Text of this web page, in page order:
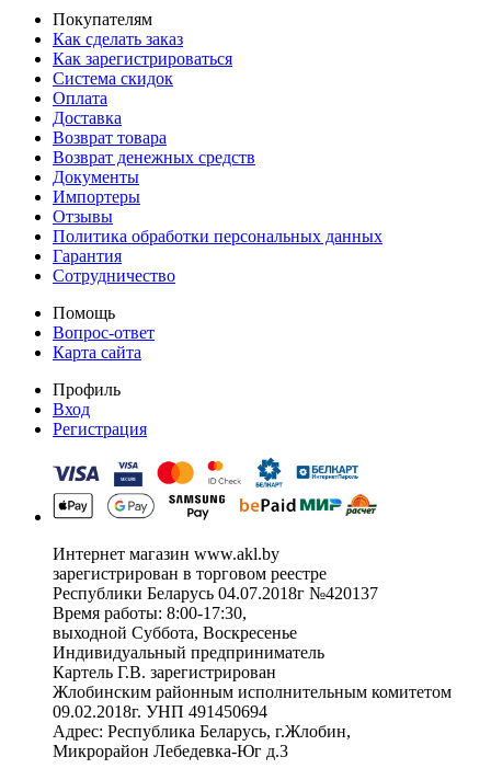
Покупателям
Как сделать заказ
Как зарегистрироваться
Система скидок
Оплата
Доставка
Возврат товара
Возврат денежных средств
Документы
Импортеры
Отзывы
Политика обработки персональных данных
Гарантия
Сотрудничество
Помощь
Вопрос-ответ
Карта сайта
Профиль
Вход
Регистрация
Интернет магазин www.akl.by
зарегистрирован в торговом реестре
Республики Беларусь 04.07.2018г №420137
Время работы: 8:00-17:30,
выходной Суббота, Воскресенье
Индивидуальный предприниматель
Картель Г.В. зарегистрирован
Жлобинским районным исполнительным комитетом
09.02.2018г. УНП 491450694
Адрес: Республика Беларусь, г.Жлобин,
Микрорайон Лебедевка-Юг д.3